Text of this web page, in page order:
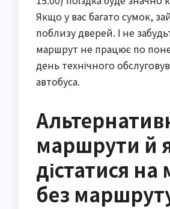
Якщо у вас багато сумок,
поблизу дверей. І не
маршрут не працює по
день технічного
автобуса.
маршрути й
дістатися на
без